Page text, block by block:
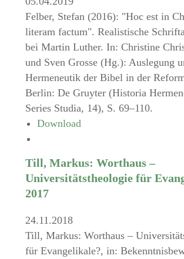
Felber, Stefan (2016): "Hoc est in
literam factum". Realistische
bei Martin Luther. In: Christine
und Sven Grosse (Hg.): Auslegung
Hermeneutik der Bibel in der
Berlin: De Gruyter (Historia
Series Studia, 14), S. 69–110.
Download
Till, Markus: Worthaus –
Universitätstheologie für
2017
24.11.2018
Till, Markus: Worthaus –
für Evangelikale?, in: